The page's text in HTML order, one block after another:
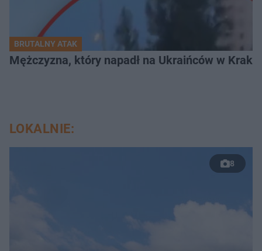
BRUTALNY ATAK
Mężczyzna, który napadł na Ukraińców w
LOKALNIE:
8